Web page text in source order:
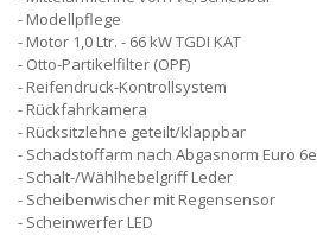
Modellpflege
Motor 1,0 Ltr. - 66 kW TGDI KAT
Otto-Partikelfilter (OPF)
Reifendruck-Kontrollsystem
Rückfahrkamera
Rücksitzlehne geteilt/klappbar
Schadstoffarm nach Abgasnorm Euro 6e
Schalt-/Wählhebelgriff Leder
Scheibenwischer mit Regensensor
Scheinwerfer LED